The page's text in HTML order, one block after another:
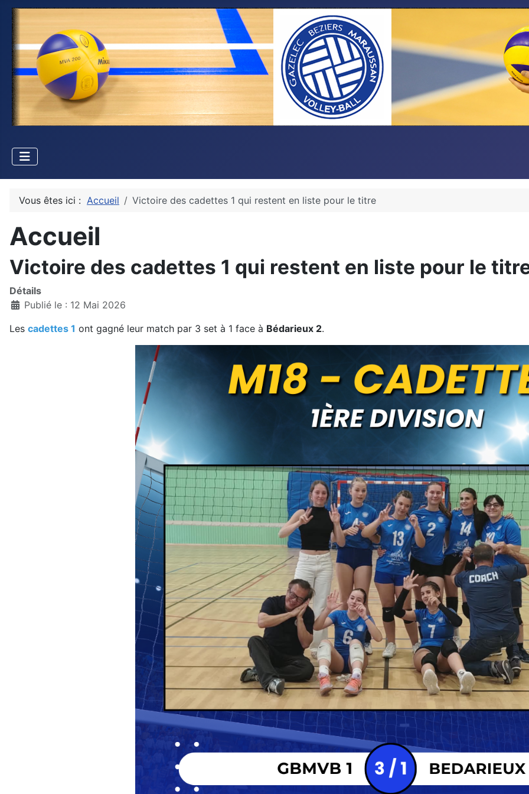
Vous êtes ici : Accueil Victoire des cadettes 1 qui restent en liste pour le titre
Accueil
Victoire des cadettes 1 qui restent en liste pour le
Détails
Publié le : 12 Mai 2026
Les cadettes 1 ont gagné leur match par 3 set à 1 face à Bédarieux 2.